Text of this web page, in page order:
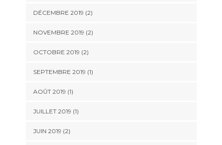
DÉCEMBRE 2019 (2)
NOVEMBRE 2019 (2)
OCTOBRE 2019 (2)
SEPTEMBRE 2019 (1)
AOÛT 2019 (1)
JUILLET 2019 (1)
JUIN 2019 (2)